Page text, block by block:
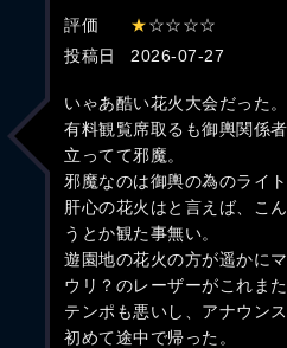
評価 ★☆☆☆☆
投稿日
2026-07-27
いゃあ酷い花火大会だった。
有料観覧席取るも御輿関係
立ってて邪魔。
邪魔なのは御輿の為のライト
肝心の花火はと言えば、こ
うとか観た事無い。
遊園地の花火の方が遥かにマ
ウリ？のレーザーがこれまた
テンポも悪いし、アナウン
初めて途中で帰った。